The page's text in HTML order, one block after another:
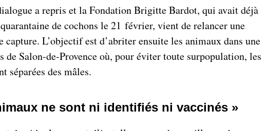
a repris et la Fondation Brigitte Bardot, qui avait déjà
de cochons le 21 février, vient de relancer une
capture. L’objectif est d’abriter ensuite les animaux dans une
de Salon-de-Provence où, pour éviter toute surpopulation, les
séparées des mâles.
ne sont ni identifiés ni vaccinés »